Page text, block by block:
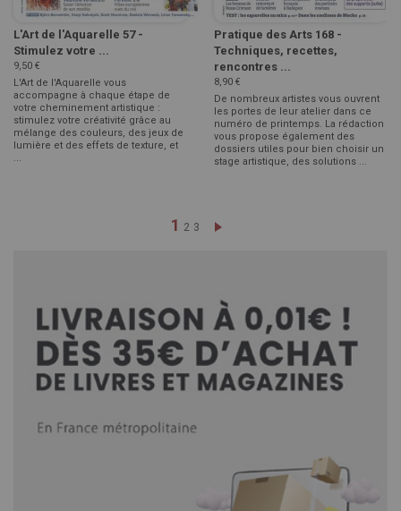
L'Art de l'Aquarelle 57 -
Stimulez votre ...
9,50 €
L'Art de l'Aquarelle vous
accompagne à chaque étape de
votre cheminement artistique :
stimulez votre créativité grâce au
mélange des couleurs, des jeux de
lumière et des effets de texture, et
...
Pratique des Arts 168 -
Techniques, recettes,
rencontres ...
8,90 €
De nombreux artistes vous ouvrent
les portes de leur atelier dans ce
numéro de printemps. La rédaction
vous propose également des
dossiers utiles pour bien choisir un
stage artistique, des solutions ...
Page
Vous lisez actuellement la
1 Page
2 Page
3 Page
Suivant